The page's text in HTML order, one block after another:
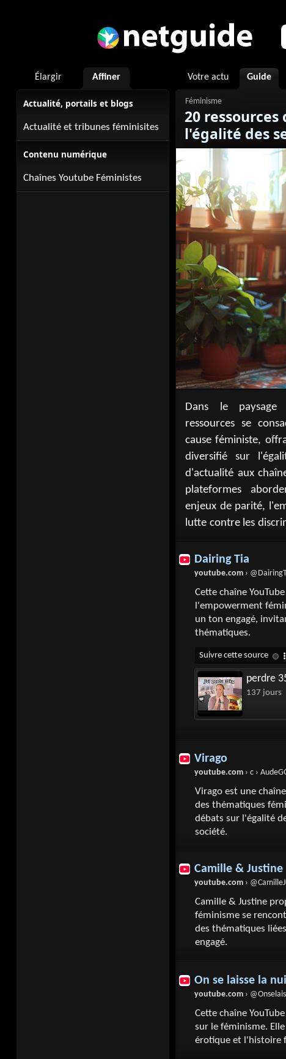
Élargir Affiner
Actualité, portails et blogs
Actualité et tribunes féminisites
Contenu numérique
Chaînes Youtube Féministes
Votre actu Guide
20
l'égalité des
Dans le paysage
ressources se
cause féministe,
diversifié sur
d'actualité aux
plateformes
enjeux de parité,
lutte contre les
des contenus
approfondies aux
en passant par des
débats
essentielles
s'informer,
Dairing Tia
youtube.com ›
Cette chaîne
l'empowerment
un ton engagé,
thématiques.
perdre
137 jours
Virago
youtube.com › c ›
Virago est une
des thématiques
débats sur l'égalité
société.
Camille & Justine
youtube.com ›
Camille & Justine
féminisme se
des thématiques
engagé.
On se laisse la
youtube.com ›
Cette chaîne
sur le féminisme.
érotique et l'histoire